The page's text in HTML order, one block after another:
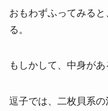
おもわずふってみる
る。
もしかして、中身があ
逗子では、二枚貝系